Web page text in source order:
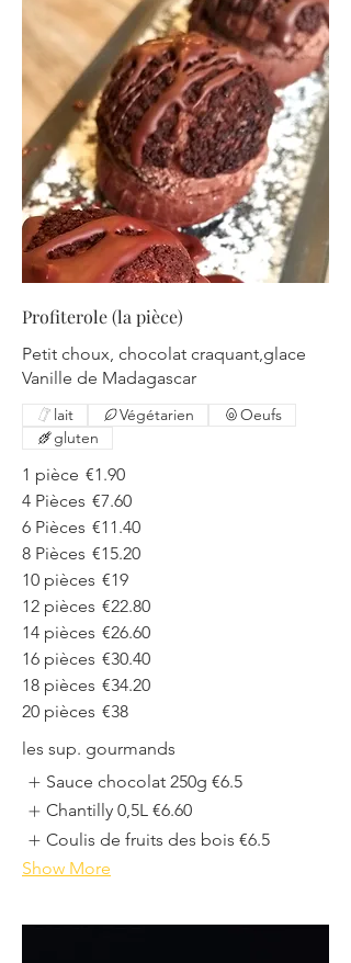
Profiterole (la pièce)
Petit choux, chocolat craquant,glace
Vanille de Madagascar
1 pièce €1.90
4 Pièces €7.60
6 Pièces €11.40
8 Pièces €15.20
10 pièces €19
12 pièces €22.80
14 pièces €26.60
16 pièces €30.40
18 pièces €34.20
20 pièces €38
lait Végétarien
Oeufs
gluten
les sup. gourmands
Sauce chocolat 250g €6.5
Chantilly 0,5L €6.60
Coulis de fruits des bois €6.5
Show More